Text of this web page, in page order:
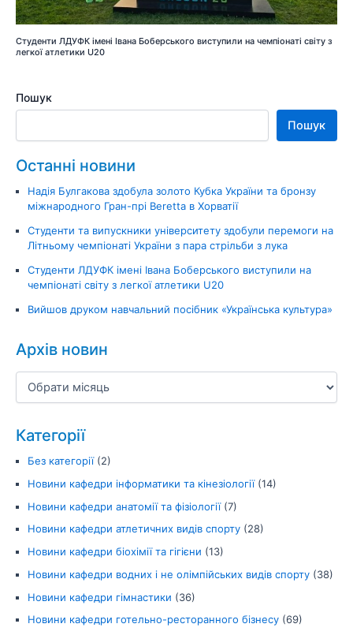
Студенти ЛДУФК імені Івана Боберського виступили на чемпіонаті світу з
легкої атлетики U20
Пошук
Пошук
Останні новини
Надія Булгакова здобула золото Кубка України та бронзу
міжнародного Гран-прі Beretta в Хорватії
Студенти та випускники університету здобули перемоги на
Літньому чемпіонаті України з пара стрільби з лука
Студенти ЛДУФК імені Івана Боберського виступили на
чемпіонаті світу з легкої атлетики U20
Вийшов друком навчальний посібник «Українська культура»
Архів новин
Категорії
Без категорії(2)
Новини кафедри інформатики та кінезіології(14)
Новини кафедри анатомії та фізіології(7)
Новини кафедри атлетичних видів спорту (28)
Новини кафедри біохімії та гігієни (13)
Новини кафедри водних і не олімпійських видів спорту (38)
Новини кафедри гімнастики (36)
Новини кафедри готельно-ресторанного бізнесу (69)